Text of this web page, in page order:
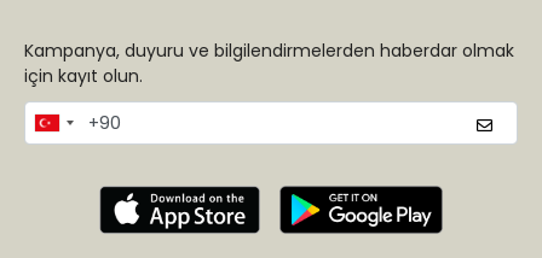
Kampanya, duyuru ve bilgilendirmelerden haberdar olmak
için kayıt olun.